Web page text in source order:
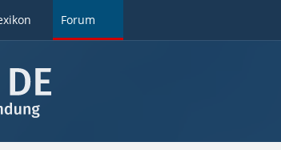
Forum